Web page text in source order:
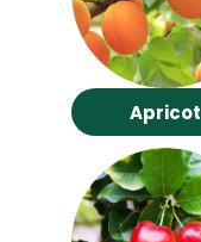
Apricot